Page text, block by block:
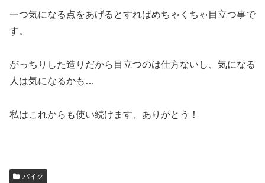
一つ気になる点をあげるとすればめちゃくちゃ目立つ事で
す。
がっちりした造りだから目立つのは仕方ないし、気になる
人は気になるかも…
私はこれからも使い続けます、ありがとう！
バイク